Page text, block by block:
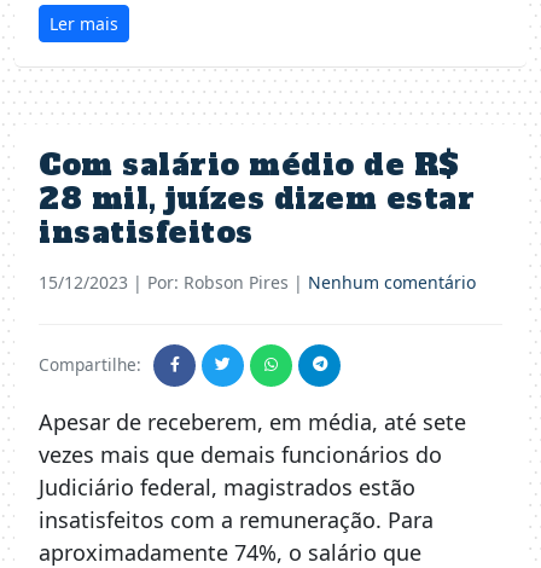
Ler mais
Com salário médio de R$
28 mil, juízes dizem estar
insatisfeitos
15/12/2023 | Por: Robson Pires | Nenhum comentário
Compartilhe:
Apesar de receberem, em média, até sete
vezes mais que demais funcionários do
Judiciário federal, magistrados estão
insatisfeitos com a remuneração. Para
aproximadamente 74%, o salário que